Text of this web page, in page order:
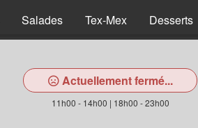
Salades Tex-Mex Desserts
Actuellement fermé...
11h00 - 14h00 | 18h00 - 23h00